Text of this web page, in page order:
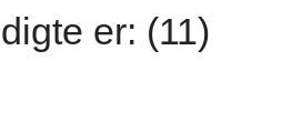
digte er: (11)